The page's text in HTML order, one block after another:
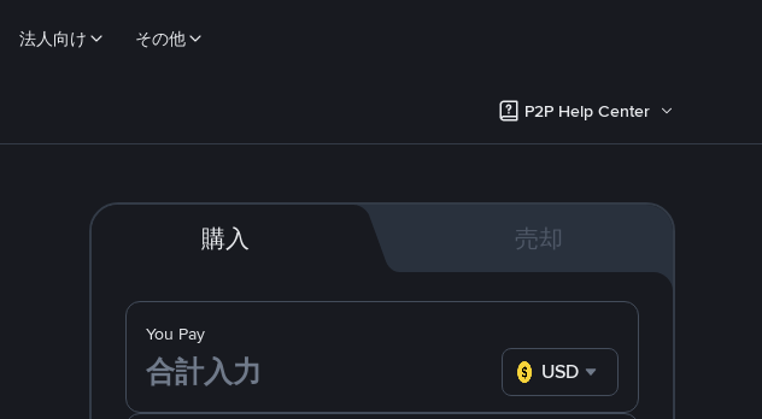
法人向け その他
P2P Help Center
購入 売却
You Pay
USD